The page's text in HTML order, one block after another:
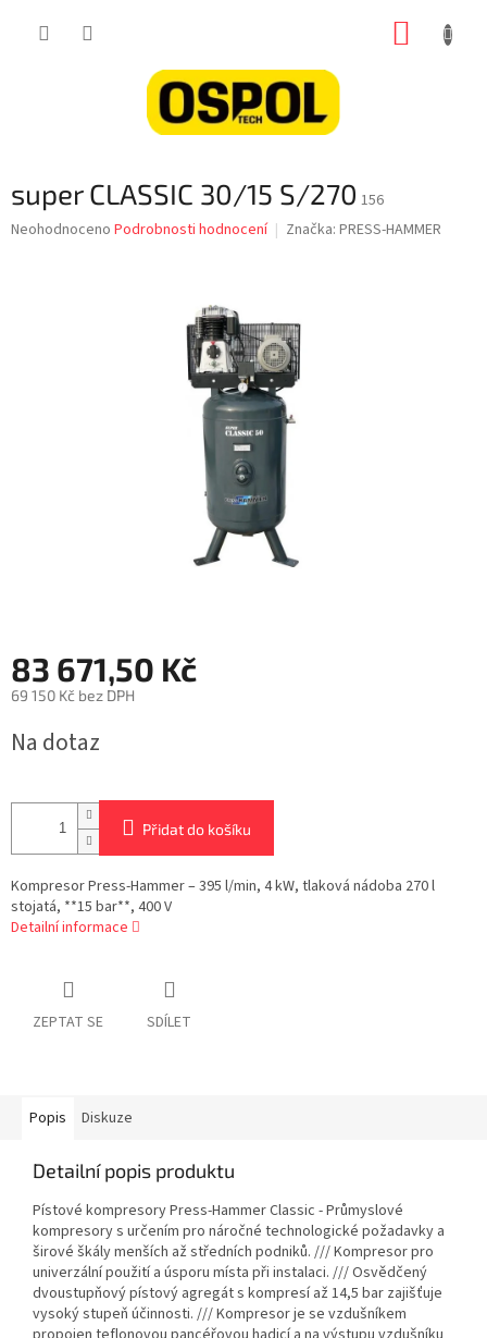
super CLASSIC 30/15 S/270 156
Průměrné
Neohodnoceno Podrobnosti hodnocení Značka: PRESS-HAMMER
83 671,50 Kč
69 150 Kč bez DPH
cena:
Na dotaz
Přidat do košíku
Kompresor Press-Hammer – 395 l/min, 4 kW, tlaková nádoba 270 l
stojatá, **15 bar**, 400 V
Detailní informace
ZEPTAT SE SDÍLET
Popis Diskuze
Detailní popis produktu
Pístové kompresory Press-Hammer Classic - Průmyslové
kompresory s určením pro náročné technologické požadavky a
širové škály menších až středních podniků. /// Kompresor pro
univerzální použití a úsporu místa při instalaci. /// Osvědčený
dvoustupňový pístový agregát s kompresí až 14,5 bar zajišťuje
vysoký stupeň účinnosti. /// Kompresor je se vzdušníkem